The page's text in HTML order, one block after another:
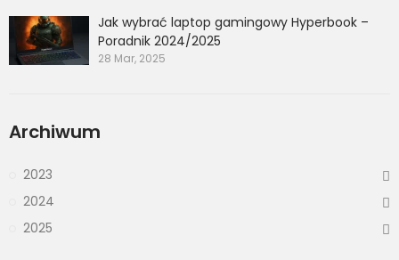
Jak wybrać laptop gamingowy Hyperbook –
Poradnik 2024/2025
28 Mar, 2025
Archiwum
2023
2024
2025